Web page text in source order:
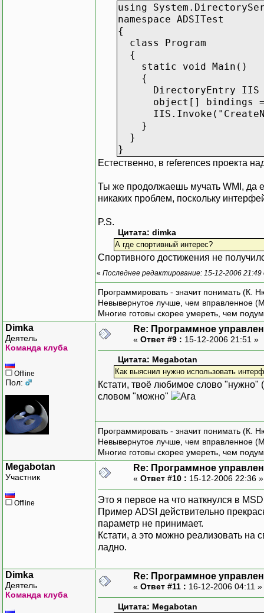
using
namespace ADSITest
{
class Program
{
static void Main()
{
DirectoryEntry IIS
object[] bindings =
}
}
}
Естественно, в references проекта
Ты же продолжаешь мучать WMI, да
никаких проблем, поскольку
P.S.
Цитата: dimka
А где спортивный интерес?
Спортивного достижения не
« Последнее редактирование: 15-12-2006
Программировать - значит понимать (К.
Невывернутое лучше, чем вправленное
Многие готовы скорее умереть, чем
Dimka
Деятель
Команда клуба
Offline
Пол:
Re: Программное
« Ответ #9 : 15-12-2006 21:51 »
Цитата: Megabotan
Как выяснил нужно использовать
Кстати, твоё любимое слово "нужно"
словом "можно"
Программировать - значит понимать (К.
Невывернутое лучше, чем вправленное
Многие готовы скорее умереть, чем
Megabotan
Участник
Offline
Re: Программное
« Ответ #10 : 15-12-2006 22:36
Это я первое на что наткнулся в
Пример ADSI действительно
параметр не принимает.
Кстати, а это можно реализовать
ладно.
Dimka
Деятель
Команда клуба
Re: Программное
« Ответ #11 : 16-12-2006 04:11 »
Цитата: Megabotan